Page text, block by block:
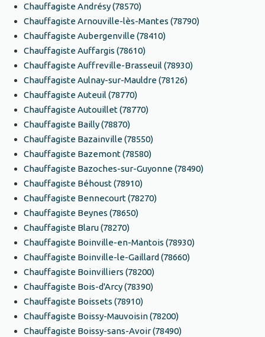
Chauffagiste Andrésy (78570)
Chauffagiste Arnouville-lès-Mantes (78790)
Chauffagiste Aubergenville (78410)
Chauffagiste Auffargis (78610)
Chauffagiste Auffreville-Brasseuil (78930)
Chauffagiste Aulnay-sur-Mauldre (78126)
Chauffagiste Auteuil (78770)
Chauffagiste Autouillet (78770)
Chauffagiste Bailly (78870)
Chauffagiste Bazainville (78550)
Chauffagiste Bazemont (78580)
Chauffagiste Bazoches-sur-Guyonne (78490)
Chauffagiste Béhoust (78910)
Chauffagiste Bennecourt (78270)
Chauffagiste Beynes (78650)
Chauffagiste Blaru (78270)
Chauffagiste Boinville-en-Mantois (78930)
Chauffagiste Boinville-le-Gaillard (78660)
Chauffagiste Boinvilliers (78200)
Chauffagiste Bois-d'Arcy (78390)
Chauffagiste Boissets (78910)
Chauffagiste Boissy-Mauvoisin (78200)
Chauffagiste Boissy-sans-Avoir (78490)